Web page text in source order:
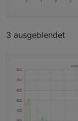
3 ausgeblendet